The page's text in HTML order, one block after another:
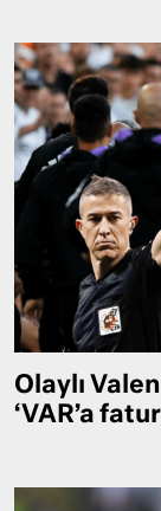
Olaylı
‘VAR’a